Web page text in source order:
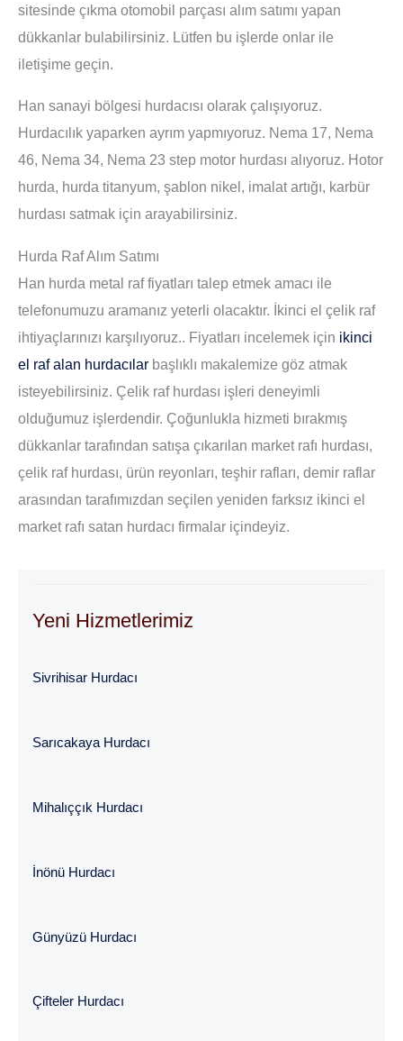
sitesinde çıkma otomobil parçası alım satımı yapan
dükkanlar bulabilirsiniz. Lütfen bu işlerde onlar ile
iletişime geçin.
Han sanayi bölgesi hurdacısı olarak çalışıyoruz.
Hurdacılık yaparken ayrım yapmıyoruz. Nema 17, Nema
46, Nema 34, Nema 23 step motor hurdası alıyoruz. Hotor
hurda, hurda titanyum, şablon nikel, imalat artığı, karbür
hurdası satmak için arayabilirsiniz.
Hurda Raf Alım Satımı
Han hurda metal raf fiyatları talep etmek amacı ile
telefonumuzu aramanız yeterli olacaktır. İkinci el çelik raf
ihtiyaçlarınızı karşılıyoruz.. Fiyatları incelemek için ikinci
el raf alan hurdacılar başlıklı makalemize göz atmak
isteyebilirsiniz. Çelik raf hurdası işleri deneyimli
olduğumuz işlerdendir. Çoğunlukla hizmeti bırakmış
dükkanlar tarafından satışa çıkarılan market rafı hurdası,
çelik raf hurdası, ürün reyonları, teşhir rafları, demir raflar
arasından tarafımızdan seçilen yeniden farksız ikinci el
market rafı satan hurdacı firmalar içindeyiz.
Yeni Hizmetlerimiz
Sivrihisar Hurdacı
Sarıcakaya Hurdacı
Mihalıççık Hurdacı
İnönü Hurdacı
Günyüzü Hurdacı
Çifteler Hurdacı